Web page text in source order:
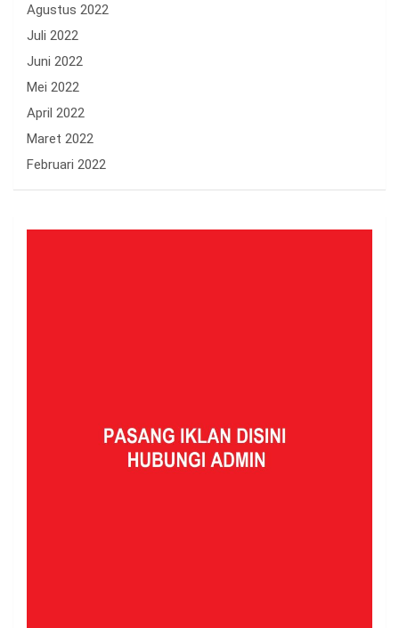
Agustus 2022
Juli 2022
Juni 2022
Mei 2022
April 2022
Maret 2022
Februari 2022